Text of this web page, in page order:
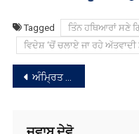
Tagged
ਤਿੰਨ ਹਥਿਆਰਾਂ ਸਣੇ
ਵਿਦੇਸ਼ ‘ਚੋਂ ਚਲਾਏ ਜਾ ਰਹੇ
ਸੰਪਾਦਨਾ
ਅੰਮ੍ਰਿਤ ਵੇਲੇ ਦਾ ਹੁਕਮਨਾਮਾ ਸ੍ਰੀ ਦਰਬਾਰ ਸਾਹਿਬ, ਅੰਮ੍ਰਿਤਸਰ,ਅੰਗ 661
ਜਵਾਬ ਦੇਵੋ